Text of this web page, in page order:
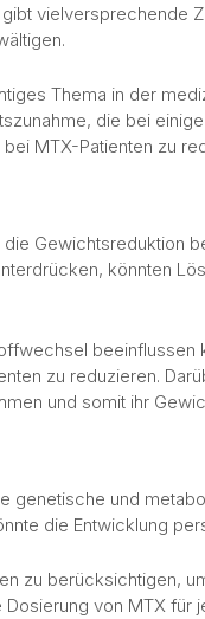
vielversprechende
Thema in der
die bei
MTX-Patienten zu
Gewichtsreduktion
könnten
zu reduzieren.
und somit ihr
und
die Entwicklung
zu berücksichtigen,
von MTX